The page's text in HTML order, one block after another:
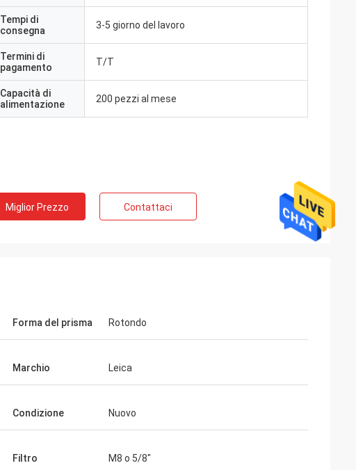
Tempi di
consegna
3-5 giorno del lavoro
Termini di
pagamento
T/T
Capacità di
alimentazione
200 pezzi al mese
Miglior Prezzo Contattaci
Forma del prisma Rotondo
Marchio Leica
Condizione Nuovo
Filtro M8 o 5/8"